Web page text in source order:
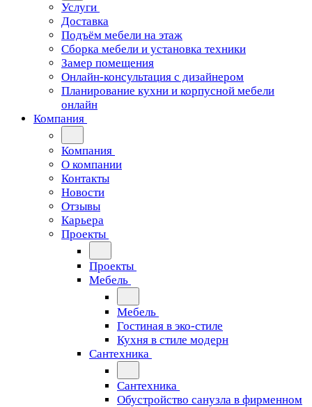
Услуги
Доставка
Подъём мебели на этаж
Сборка мебели и установка техники
Замер помещения
Онлайн-консультация с дизайнером
Планирование кухни и корпусной мебели
онлайн
Компания
Компания
О компании
Контакты
Новости
Отзывы
Карьера
Проекты
Проекты
Мебель
Мебель
Гостиная в эко-стиле
Кухня в стиле модерн
Сантехника
Сантехника
Обустройство санузла в фирменном